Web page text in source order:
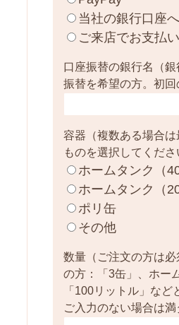
当社の銀行口座
ご来店でお支払い
口座振替の銀行名（
振替を希望の方。初回
容器（複数ある場合
ものを選択してくださ
ホームタンク（
ホームタンク（
ポリ缶
その他
数量（ご注文の方は
の方：「3缶」、ホー
「100リットル」など
ご入力のない場合は満